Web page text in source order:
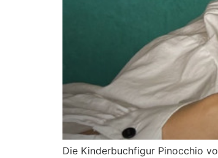
Die Kinderbuchfigur Pinocchio